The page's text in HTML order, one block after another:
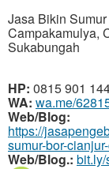
Jasa Bikin
Campakamulya,
Sukabungah
HP: 0815 901
WA: wa.me/
Web/Blog:
https://
sumur-bor-
Web/Blog.: